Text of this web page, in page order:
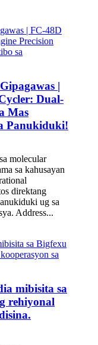
|
Dual-
Mas
Panukiduki!
molecular
sa kahusayan
direktang
ug sa
Address...
mibisita sa
rehiyonal